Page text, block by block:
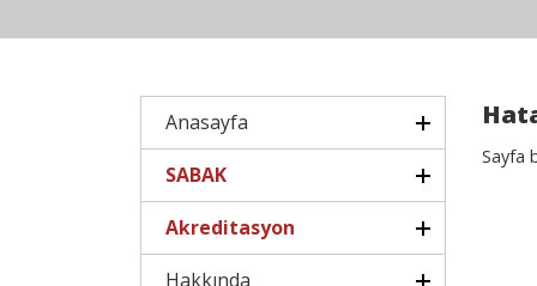
Anasayfa
SABAK
Akreditasyon
Hakkında
Sayfa